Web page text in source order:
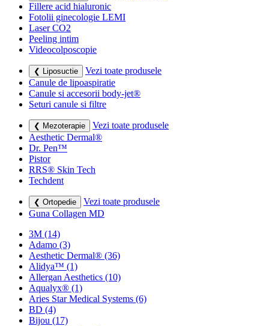
Fillere acid hialuronic
Fotolii ginecologie LEMI
Laser CO2
Peeling intim
Videocolposcopie
❮ Liposuctie
Vezi toate produsele
Canule de lipoaspiratie
Canule si accesorii body-jet®
Seturi canule si filtre
❮ Mezoterapie
Vezi toate produsele
Aesthetic Dermal®
Dr. Pen™
Pistor
RRS® Skin Tech
Techdent
❮ Ortopedie
Vezi toate produsele
Guna Collagen MD
3M (14)
Adamo (3)
Aesthetic Dermal® (36)
Alidya™ (1)
Allergan Aesthetics (10)
Aqualyx® (1)
Aries Star Medical Systems (6)
BD (4)
Bijou (17)